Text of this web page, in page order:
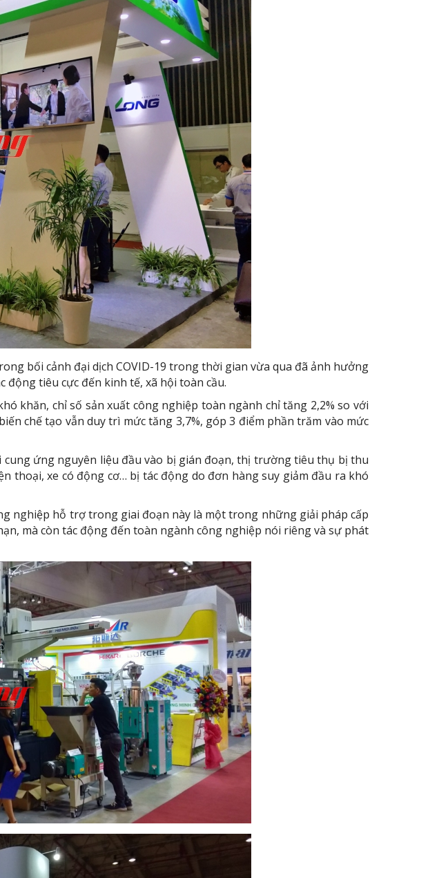
bối cảnh đại dịch COVID-19 trong thời gian vừa qua đã ảnh hưởng
tiêu cực đến kinh tế, xã hội toàn cầu.
khăn, chỉ số sản xuất công nghiệp toàn ngành chỉ tăng 2,2% so với
chế tạo vẫn duy trì mức tăng 3,7%, góp 3 điểm phần trăm vào mức
cung ứng nguyên liệu đầu vào bị gián đoạn, thị trường tiêu thụ bị thu
thoại, xe có động cơ… bị tác động do đơn hàng suy giảm đầu ra khó
nghiệp hỗ trợ trong giai đoạn này là một trong những giải pháp cấp
mà còn tác động đến toàn ngành công nghiệp nói riêng và sự phát